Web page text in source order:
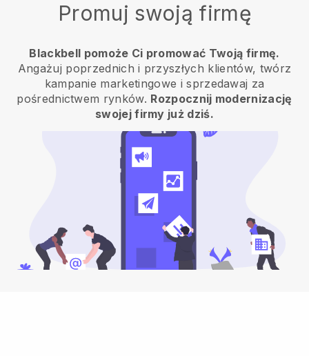
Promuj swoją firmę
Blackbell pomoże Ci promować Twoją firmę.
Angażuj poprzednich i przyszłych klientów, twórz
kampanie marketingowe i sprzedawaj za
pośrednictwem rynków. Rozpocznij modernizację
swojej firmy już dziś.